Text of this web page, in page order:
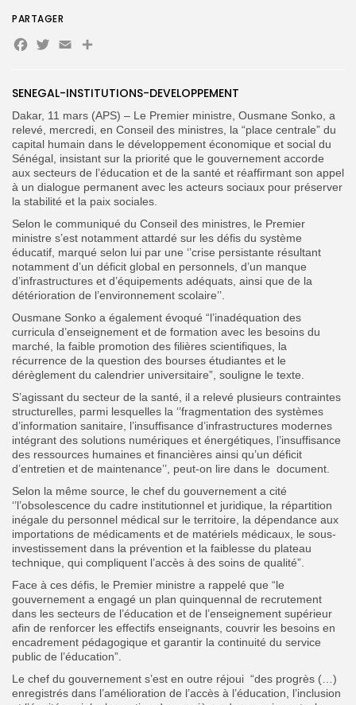
SENEGAL-INSTITUTIONS-DEVELOPPEMENT
Dakar, 11 mars (APS) – Le Premier ministre, Ousmane Sonko, a
relevé, mercredi, en Conseil des ministres, la “place centrale” du
capital humain dans le développement économique et social du
Sénégal, insistant sur la priorité que le gouvernement accorde
aux secteurs de l’éducation et de la santé et réaffirmant son appel
à un dialogue permanent avec les acteurs sociaux pour préserver
la stabilité et la paix sociales.
Selon le communiqué du Conseil des ministres, le Premier
ministre s’est notamment attardé sur les défis du système
éducatif, marqué selon lui par une ‘’crise persistante résultant
notamment d’un déficit global en personnels, d’un manque
d’infrastructures et d’équipements adéquats, ainsi que de la
détérioration de l’environnement scolaire’’.
Ousmane Sonko a également évoqué “l’inadéquation des
curricula d’enseignement et de formation avec les besoins du
marché, la faible promotion des filières scientifiques, la
récurrence de la question des bourses étudiantes et le
dérèglement du calendrier universitaire”, souligne le texte.
S’agissant du secteur de la santé, il a relevé plusieurs contraintes
structurelles, parmi lesquelles la ‘’fragmentation des systèmes
d’information sanitaire, l’insuffisance d’infrastructures modernes
intégrant des solutions numériques et énergétiques, l’insuffisance
des ressources humaines et financières ainsi qu’un déficit
d’entretien et de maintenance’’, peut-on lire dans le document.
Selon la même source, le chef du gouvernement a cité
‘’l’obsolescence du cadre institutionnel et juridique, la répartition
inégale du personnel médical sur le territoire, la dépendance aux
importations de médicaments et de matériels médicaux, le sous-
investissement dans la prévention et la faiblesse du plateau
technique, qui compliquent l’accès à des soins de qualité”.
Face à ces défis, le Premier ministre a rappelé que “le
gouvernement a engagé un plan quinquennal de recrutement
dans les secteurs de l’éducation et de l’enseignement supérieur
afin de renforcer les effectifs enseignants, couvrir les besoins en
encadrement pédagogique et garantir la continuité du service
public de l’éducation”.
Le chef du gouvernement s’est en outre réjoui “des progrès (…)
enregistrés dans l’amélioration de l’accès à l’éducation, l’inclusion
PARTAGER
Facebook
Twitter
EmailPartager